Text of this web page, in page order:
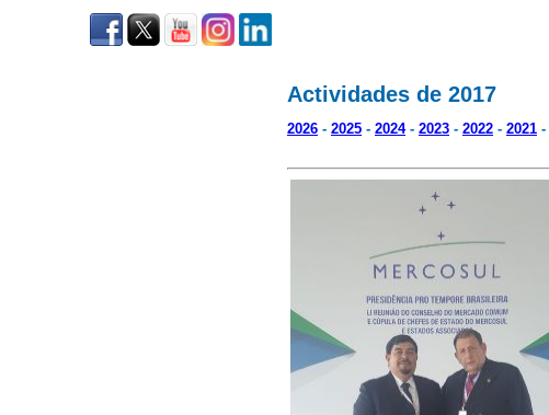
Actividades de 2017
2026 - 2025 - 2024- 2023 - 2022 - 2021 -